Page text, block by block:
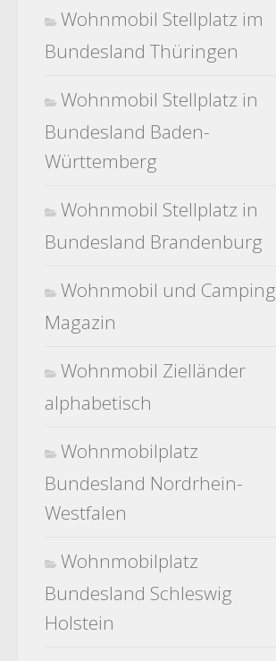
Wohnmobil Stellplatz im
Bundesland Thüringen
Wohnmobil Stellplatz in
Bundesland Baden-
Württemberg
Wohnmobil Stellplatz in
Bundesland Brandenburg
Wohnmobil und Camping
Magazin
Wohnmobil Zielländer
alphabetisch
Wohnmobilplatz
Bundesland Nordrhein-
Westfalen
Wohnmobilplatz
Bundesland Schleswig
Holstein